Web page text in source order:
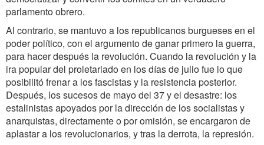
parlamento obrero.
Al contrario, se mantuvo a los republicanos burgueses en el
poder político, con el argumento de ganar primero la guerra,
para hacer después la revolución. Cuando la revolución y la
ira popular del proletariado en los días de julio fue lo que
posibilitó frenar a los fascistas y la resistencia posterior.
Después, los sucesos de mayo del 37 y el desastre: los
estalinistas apoyados por la dirección de los socialistas y
anarquistas, directamente o por omisión, se encargaron de
aplastar a los revolucionarios, y tras la derrota, la represión.